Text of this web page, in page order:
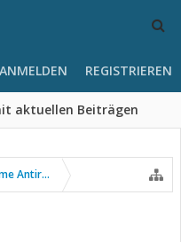
aktuellen Beiträgen
ANMELDEN REGISTRIEREN
Antirheumatika